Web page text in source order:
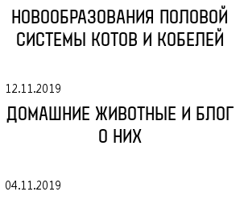
НОВООБРАЗОВАНИЯ ПОЛОВОЙ
СИСТЕМЫ КОТОВ И КОБЕЛЕЙ
12.11.2019
ДОМАШНИЕ ЖИВОТНЫЕ И БЛОГ
О НИХ
04.11.2019